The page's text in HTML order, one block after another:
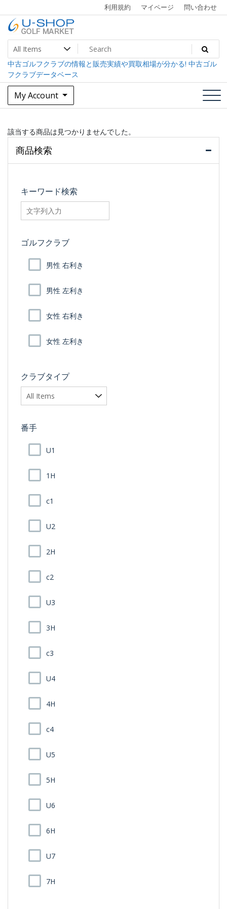
to
content
利用規約 マイページ 問い合わせ
U-SHOP Golf Market dev
中古ゴルフクラブ最大級！U-SHOPゴルフマーケット
中古ゴルフクラブの情報と販売実績や買取相場が分かる! 中古ゴル
フクラブデータベース
My Account
該当する商品は見つかりませんでした。
商品検索
キーワード検索
searchfilter_pro
ゴルフクラブ
男性 右利き
男性 左利き
女性 右利き
女性 左利き
クラブタイプ
番手
U1
1H
c1
U2
2H
c2
U3
3H
c3
U4
4H
c4
U5
5H
U6
6H
U7
7H